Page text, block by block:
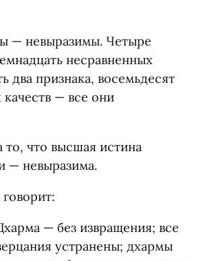
— невыразимы. Четыре
несравненных
два признака, восемьдесят
— все они
то, что высшая истина
— невыразима.
— без извращения; все
устранены; дхармы